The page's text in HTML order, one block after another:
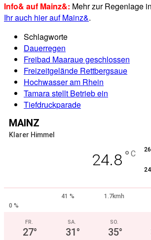
Info& auf Mainz&: Mehr zur Regenlage
Ihr auch hier auf Mainz&.
Schlagworte
Dauerregen
Freibad Maaraue geschlossen
Freizeitgelände Rettbergsaue
Hochwasser am Rhein
Tamara stellt Betrieb ein
Tiefdruckparade
MAINZ
Klarer Himmel
24.8 ° C
24
41 %
1.7kmh
0 %
FR.
27°
SA.
31°
SO.
35°